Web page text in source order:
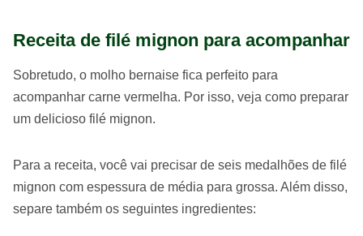
Receita de filé mignon para acompanhar
Sobretudo, o molho bernaise fica perfeito para
acompanhar carne vermelha. Por isso, veja como preparar
um delicioso filé mignon.
Para a receita, você vai precisar de seis medalhões de filé
mignon com espessura de média para grossa. Além disso,
separe também os seguintes ingredientes: